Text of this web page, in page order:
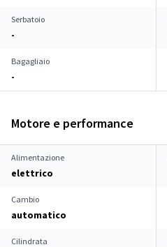
Serbatoio
-
Bagagliaio
-
Motore e performance
Alimentazione
elettrico
Cambio
automatico
Cilindrata